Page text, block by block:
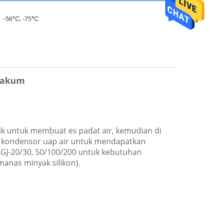
-56℃, -75℃
untuk membuat es padat air, kemudian di
uap air untuk mendapatkan
20/30, 50/100/200 untuk kebutuhan
minyak silikon).